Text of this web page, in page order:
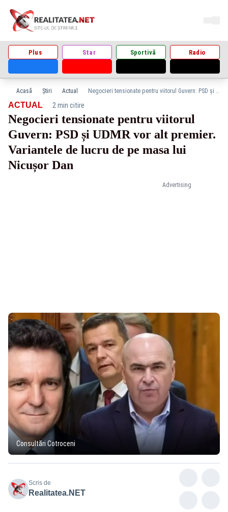
Plus Star Sportivă Radio
Acasă Știri Actual Negocieri tensionate pentru viitorul Guvern: PSD și UDMR vor alt premier. Variantele de lucru de pe masa lui Nicușor Dan
Advertising
ACTUAL· 2 min citire
Negocieri tensionate pentru viitorul
Guvern: PSD și UDMR vor alt premier.
Variantele de lucru de pe masa lui
Nicușor Dan
Consultări Cotroceni
Scris de
Realitatea.NET